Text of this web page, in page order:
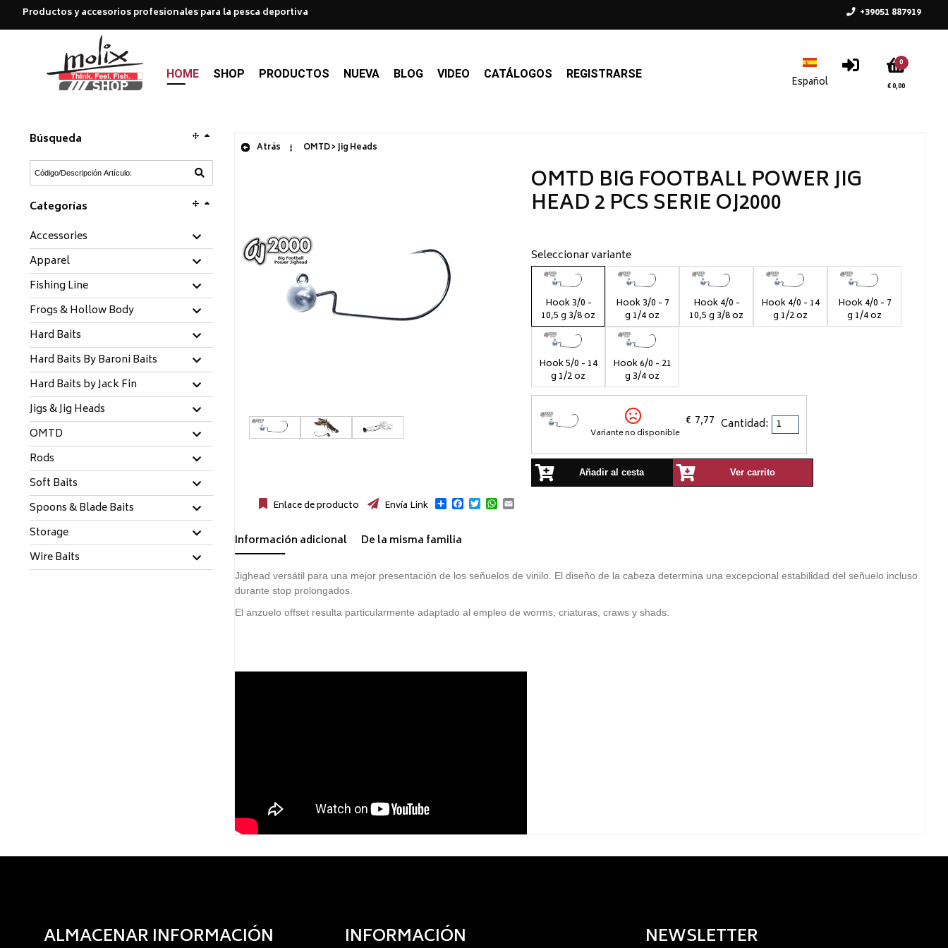
Productos y accesorios profesionales para la pesca deportiva +39051 887919
0
€ 0,00
HOME SHOP PRODUCTOS NUEVA BLOG VIDEO CATÁLOGOS REGISTRARSE
Búsqueda
Categorías
Accessories
Apparel
Fishing Line
Frogs & Hollow Body
Hard Baits
Hard Baits By Baroni Baits
Hard Baits by Jack Fin
Jigs & Jig Heads
OMTD
Rods
Soft Baits
Spoons & Blade Baits
Storage
Wire Baits
Atrás OMTD > Jig Heads
OMTD BIG FOOTBALL POWER JIG
HEAD 2 PCS SERIE OJ2000
Seleccionar variante
Hook 3/0 -
10,5 g 3/8 oz
Hook 3/0 - 7
g 1/4 oz
Hook 4/0 -
10,5 g 3/8 oz
Hook 4/0 - 14
g 1/2 oz
Hook 4/0 - 7
g 1/4 oz
Hook 5/0 - 14
g 1/2 oz
Hook 6/0 - 21
g 3/4 oz
Variante no disponible
€ 7,77 Cantidad:
Añadir al cesta Ver carrito
Enlace de producto Envía Link Compartir
Facebook
TwitterWhatsApp
Email
Información adicional De la misma familia
Jighead versátil para una mejor presentación de los señuelos de vinilo. El diseño de la cabeza determina una excepcional estabilidad del señuelo incluso
durante stop prolongados.
El anzuelo offset resulta particularmente adaptado al empleo de worms, criaturas, craws y shads.
ALMACENAR INFORMACIÓN INFORMACIÓN NEWSLETTER